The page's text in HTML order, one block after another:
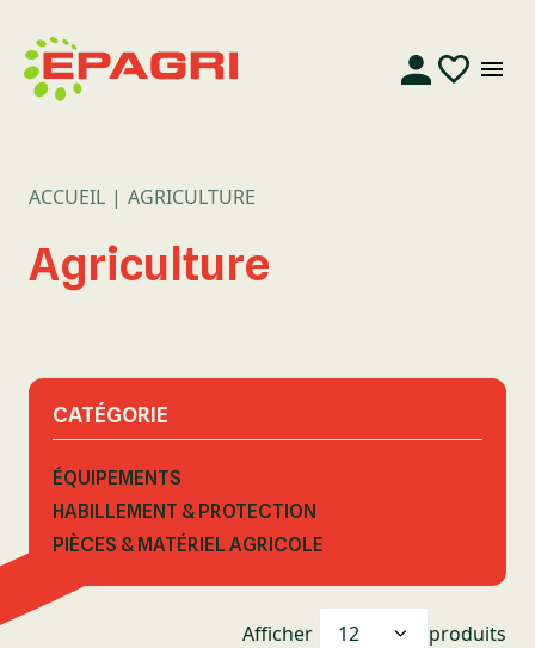
ACCUEIL AGRICULTURE
Agriculture
CATÉGORIE
ÉQUIPEMENTS
HABILLEMENT & PROTECTION
PIÈCES & MATÉRIEL AGRICOLE
Afficher produits